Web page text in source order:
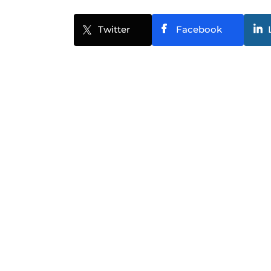
Twitter Facebook